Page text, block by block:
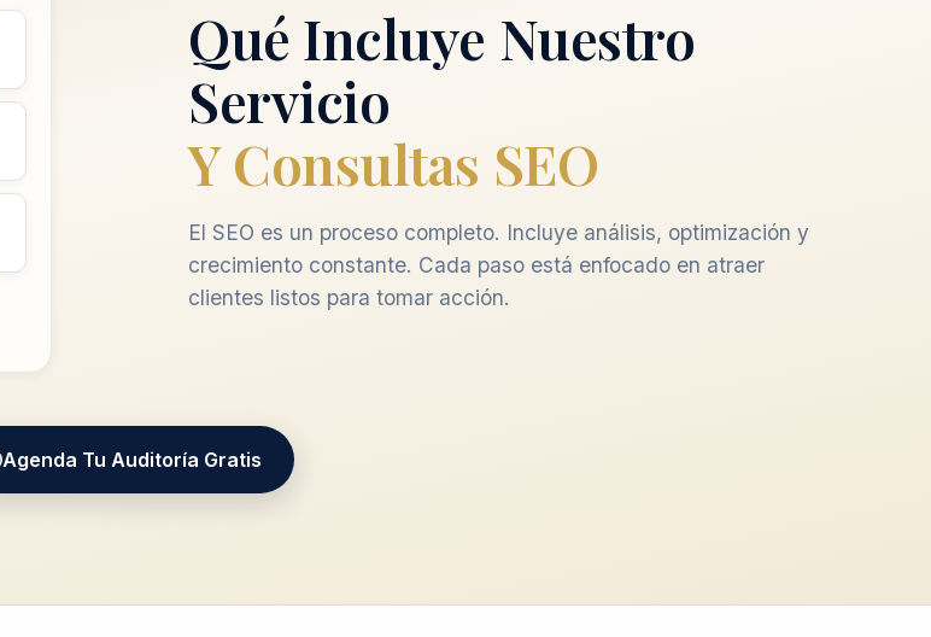
Qué Incluye Nuestro
Servicio
Y Consultas SEO
El SEO es un proceso completo. Incluye análisis, optimización y
crecimiento constante. Cada paso está enfocado en atraer
clientes listos para tomar acción.
Agenda Tu Auditoría Gratis